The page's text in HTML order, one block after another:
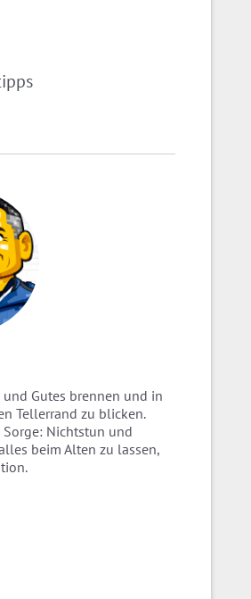
Gutes brennen und in
Tellerrand zu blicken.
Sorge: Nichtstun und
beim Alten zu lassen,